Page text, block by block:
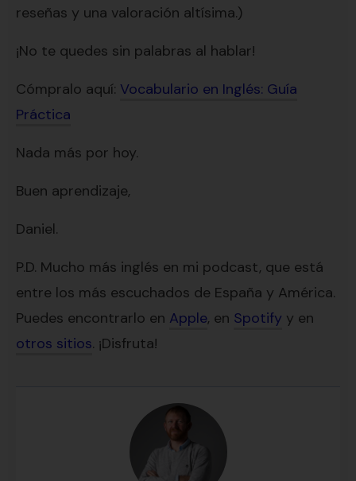
reseñas y una valoración altísima.)
¡No te quedes sin palabras al hablar!
Cómpralo aquí: Vocabulario en Inglés: Guía
Práctica
Nada más por hoy.
Buen aprendizaje,
Daniel.
P.D. Mucho más inglés en mi podcast, que está
entre los más escuchados de España y América.
Puedes encontrarlo en Apple, en Spotify y en
otros sitios. ¡Disfruta!